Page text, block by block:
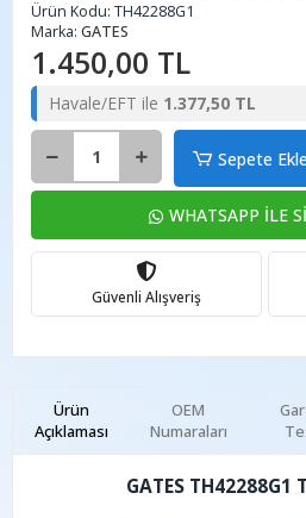
Ürün Kodu: TH42288G1
Marka: GATES
1.450,00 TL
Havale/EFT ile 1.377,50 TL
Sepete Ekle
WHATSAPP İLE
Güvenli Alışveriş
Ürün
Açıklaması
OEM
Numaraları
GATES